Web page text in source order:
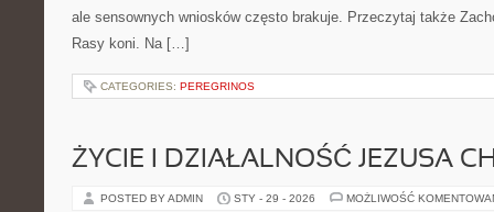
ale sensownych wniosków często brakuje. Przeczytaj także
Rasy koni. Na […]
CATEGORIES: PEREGRINOS
ŻYCIE I DZIAŁALNOŚĆ JEZUSA
POSTED BY ADMIN STY - 29 - 2026 MOŻLIWOŚĆ